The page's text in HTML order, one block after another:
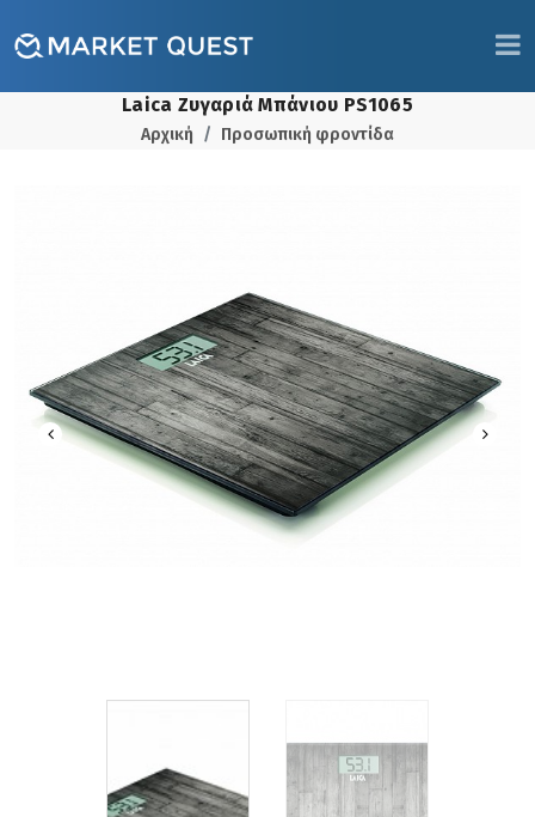
Laica Ζυγαριά Μπάνιου PS1065
Αρχική Προσωπική φροντίδα